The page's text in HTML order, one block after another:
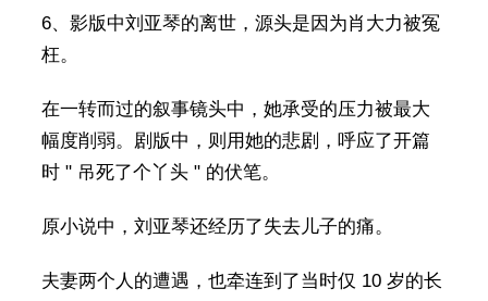
6、影版中刘亚琴的离世，源头是因为肖大力被冤
枉。
在一转而过的叙事镜头中，她承受的压力被最大
幅度削弱。剧版中，则用她的悲剧，呼应了开篇
时 " 吊死了个丫头 " 的伏笔。
原小说中，刘亚琴还经历了失去儿子的痛。
夫妻两个人的遭遇，也牵连到了当时仅 10 岁的长